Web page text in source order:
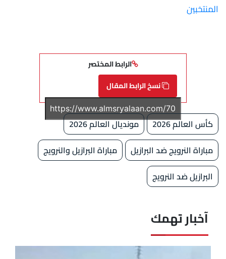
المنتخبين
الرابط المختصر
نسخ الرابط المقال
كأس العالم 2026
مونديال العالم 2026
مباراة النرويج ضد البرازيل
مباراة البرازيل والنرويج
البرازيل ضد النرويج
آخبار تهمك